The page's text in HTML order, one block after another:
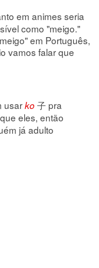
em animes seria
como "meigo."
em Português,
vamos falar que
usarko 子 pra
eles, então
já adulto